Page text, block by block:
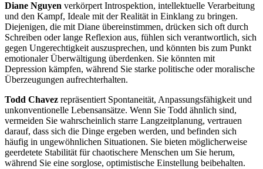
Diane Nguyen verkörpert Introspektion, intellektuelle Verarbeitung
und den Kampf, Ideale mit der Realität in Einklang zu bringen.
Diejenigen, die mit Diane übereinstimmen, drücken sich oft durch
Schreiben oder lange Reflexion aus, fühlen sich verantwortlich, sich
gegen Ungerechtigkeit auszusprechen, und könnten bis zum Punkt
emotionaler Überwältigung überdenken. Sie könnten mit
Depression kämpfen, während Sie starke politische oder moralische
Überzeugungen aufrechterhalten.
Todd Chavez repräsentiert Spontaneität, Anpassungsfähigkeit und
unkonventionelle Lebensansätze. Wenn Sie Todd ähnlich sind,
vermeiden Sie wahrscheinlich starre Langzeitplanung, vertrauen
darauf, dass sich die Dinge ergeben werden, und befinden sich
häufig in ungewöhnlichen Situationen. Sie bieten möglicherweise
geerdetete Stabilität für chaotischere Menschen um Sie herum,
während Sie eine sorglose, optimistische Einstellung beibehalten.